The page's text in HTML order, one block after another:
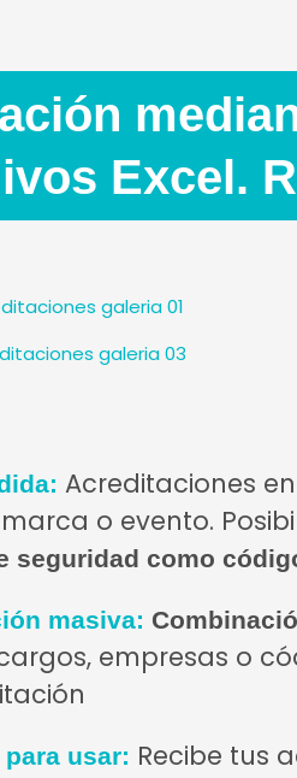
Excel.
Acreditaciones
o evento.
seguridad como
masiva:
empresas o
usar: Recibe tus